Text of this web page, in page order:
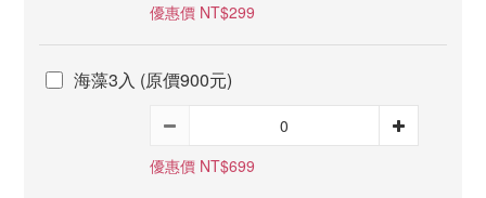
優惠價 NT$299
海藻3入 (原價900元)
優惠價 NT$699